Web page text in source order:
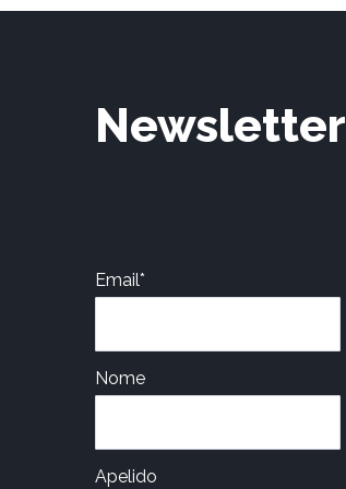
Newsletter
Email*
Nome
Apelido